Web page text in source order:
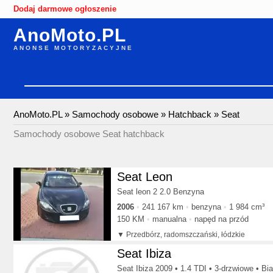
Dodaj darmowe ogłoszenie
AnoMoto.PL
ANONSE MOTORYZACYJNE
AnoMoto.PL» Samochody osobowe » Hatchback » Seat
Samochody osobowe Seat hatchback
Seat Leon
Seat leon 2 2.0 Benzyna
2006
241 167 km benzyna
1 984 cm³
150 KM
manualna napęd na przód
Przedbórz, radomszczański, łódzkie
Seat Ibiza
Seat Ibiza 2009 • 1.4 TDI • 3-drzwiowe •